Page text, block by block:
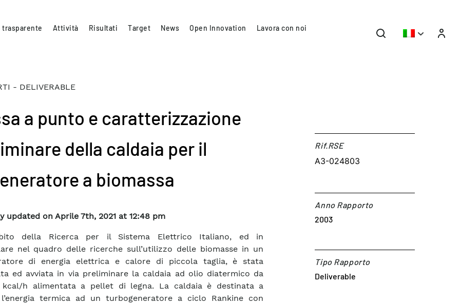
trasparente Attività Risultati Target News Open Innovation Lavora con noi
- DELIVERABLE
a punto e caratterizzazione
della caldaia per il
a biomassa
updated on Aprile 7th, 2021 at 12:48 pm
della Ricerca per il Sistema Elettrico Italiano, ed in
nel quadro delle ricerche sull’utilizzo delle biomasse in un
di energia elettrica e calore di piccola taglia, è stata
ed avviata in via preliminare la caldaia ad olio diatermico da
kcal/h alimentata a pellet di legna. La caldaia è destinata a
termica ad un turbogeneratore a ciclo Rankine con
Rif.RSE​
A3-024803
Anno Rapporto
2003
Tipo Rapporto
Deliverable